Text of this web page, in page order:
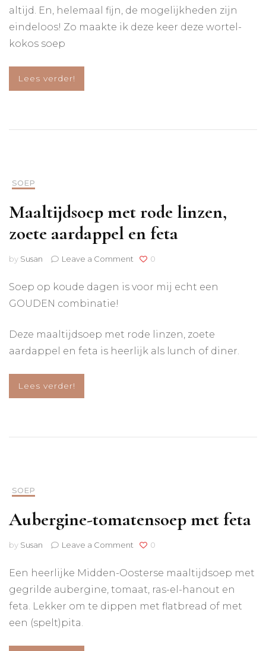
altijd. En, helemaal fijn, de mogelijkheden zijn
eindeloos! Zo maakte ik deze keer deze wortel-
kokos soep
Lees verder!
SOEP
Maaltijdsoep met rode linzen,
zoete aardappel en feta
by Susan Leave a Comment on
aardappel
feta
0
Soep op koude dagen is voor mij echt een
GOUDEN combinatie!
Deze maaltijdsoep met rode linzen, zoete
aardappel en feta is heerlijk als lunch of diner.
Lees verder!
SOEP
Aubergine-tomatensoep met feta
by Susan Leave a Comment on
tomatensoep
feta
0
Een heerlijke Midden-Oosterse maaltijdsoep met
gegrilde aubergine, tomaat, ras-el-hanout en
feta. Lekker om te dippen met flatbread of met
een (spelt)pita.